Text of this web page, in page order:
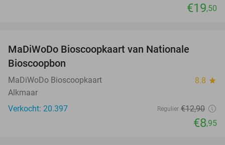
€19,50
MaDiWoDo Bioscoopkaart van Nationale
Bioscoopbon
MaDiWoDo Bioscoopkaart 8.8 star
Alkmaar
Verkocht: 20.397
Regulier €12,90
€8,95